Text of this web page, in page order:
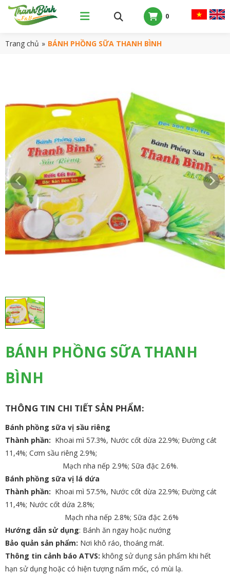
0
Trang chủ » BÁNH PHỒNG SỮA THANH BÌNH
BÁNH PHỒNG SỮA THANH
BÌNH
THÔNG TIN CHI TIẾT SẢN PHẨM:
Bánh phồng sữa vị sầu riêng
Thành phần: Khoai mì 57.3%, Nước cốt dừa 22.9%; Đường cát
11,4%; Cơm sầu riêng 2.9%;
Mạch nha nếp 2.9%; Sữa đặc 2.6%.
Bánh phồng sữa vị lá dứa
Thành phần: Khoai mì 57.5%, Nước cốt dừa 22.9%; Đường cát
11,4%; Nước cốt dứa 2.8%;
Mạch nha nếp 2.8%; Sữa đặc 2.6%
Hướng dẫn sử dụng: Bánh ăn ngay hoặc nướng
Bảo quản sản phẩm: Nơi khô ráo, thoáng mát.
Thông tin cảnh báo ATVS: không sử dụng sản phẩm khi hết
hạn sử dụng hoặc có hiện tượng nấm mốc, có mùi lạ.